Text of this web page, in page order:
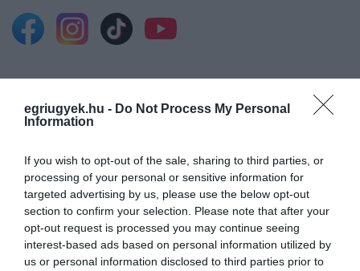
egriugyek.hu - Do Not Process My Personal
Information
If you wish to opt-out of the sale, sharing to third parties, or
processing of your personal or sensitive information for
targeted advertising by us, please use the below opt-out
section to confirm your selection. Please note that after your
opt-out request is processed you may continue seeing
interest-based ads based on personal information utilized by
us or personal information disclosed to third parties prior to
HÉTFŐ ESTÉTŐL ÚJABB TURBINA TERMEL
ÁRAMOT PAKSON
2026. augusztus 10 |Mindenki ügye